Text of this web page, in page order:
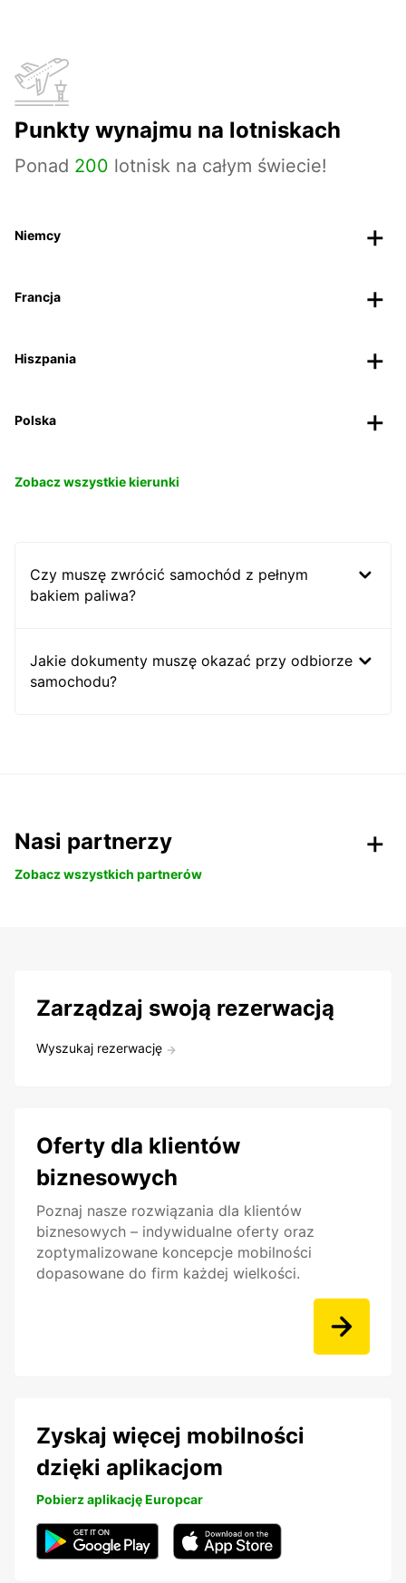
Punkty wynajmu na lotniskach
Ponad 200 lotnisk na całym świecie!
Niemcy
Francja
Hiszpania
Polska
Zobacz wszystkie kierunki
Czy muszę zwrócić samochód z pełnym
bakiem paliwa?
Jakie dokumenty muszę okazać przy odbiorze
samochodu?
Nasi partnerzy
Zobacz wszystkich partnerów
Zarządzaj swoją rezerwacją
Wyszukaj rezerwację
Oferty dla klientów
biznesowych
Poznaj nasze rozwiązania dla klientów
biznesowych – indywidualne oferty oraz
zoptymalizowane koncepcje mobilności
dopasowane do firm każdej wielkości.
Zyskaj więcej mobilności
dzięki aplikacjom
Pobierz aplikację Europcar